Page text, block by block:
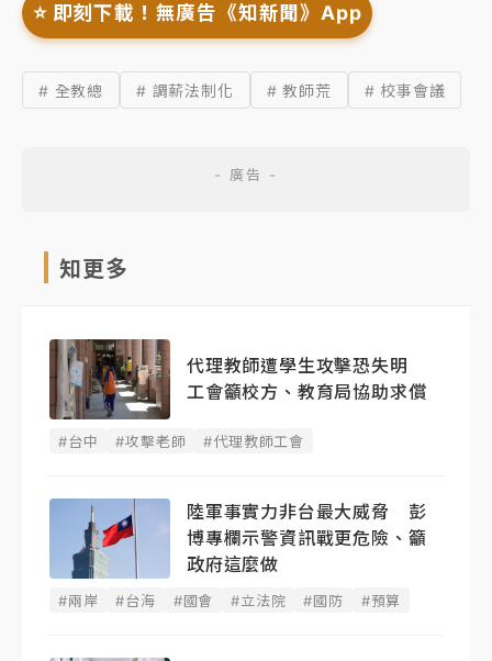
⭐️ 即刻下載！無廣告《知新聞》App
# 全教總 # 調薪法制化 # 教師荒 # 校事會議
知更多
代理教師遭學生攻擊恐失明
工會籲校方、教育局協助求償
#台中 #攻擊老師 #代理教師工會
陸軍事實力非台最大威脅 彭
博專欄示警資訊戰更危險、籲
政府這麼做
#兩岸 #台海 #國會 #立法院 #國防 #預算